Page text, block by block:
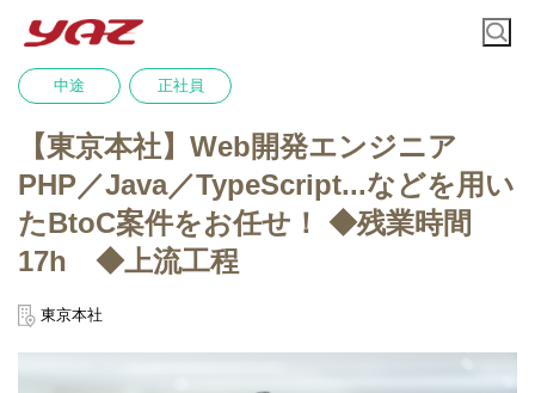
中途 正社員
【東京本社】Web開発エンジニア
PHP／Java／TypeScript...などを用い
たBtoC案件をお任せ！ ◆残業時間
17h ◆上流工程
東京本社